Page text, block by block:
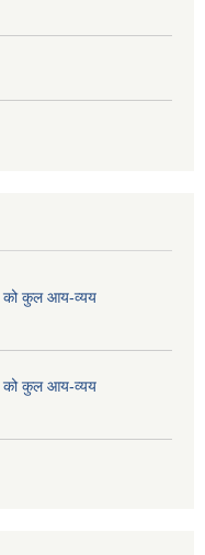
को कुल आय-व्यय
को कुल आय-व्यय